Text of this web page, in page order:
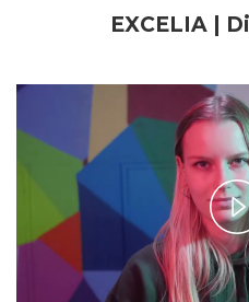
EXCELIA |